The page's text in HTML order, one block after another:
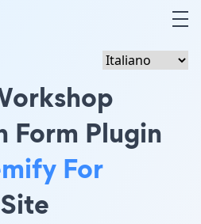
Form Plugin
For
Site